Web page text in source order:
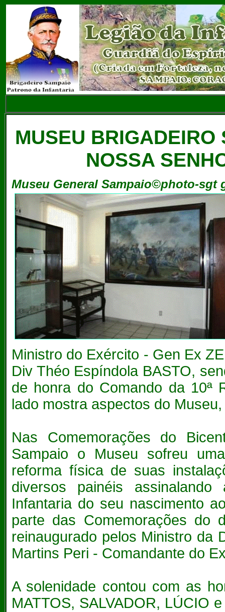
MUSEU BRIGADEIRO
NOSSA
Museu General Sampaio©photo-sgt
Ministro do Exército - Gen Ex
Div Théo Espíndola BASTO,
de honra do Comando da 10ª
lado mostra aspectos do
Nas Comemorações do
Sampaio o Museu sofreu
reforma física de suas
diversos painéis
Infantaria do seu nascimento
parte das Comemorações
reinaugurado pelos Ministro da
Martins Peri - Comandante do
A solenidade contou com as
MATTOS, SALVADOR, LÚCIO